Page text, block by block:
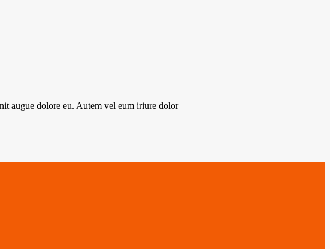
augue dolore eu. Autem vel eum iriure dolor